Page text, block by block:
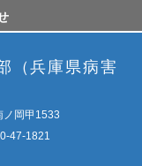
（兵庫県病害
岡甲1533
47-1821